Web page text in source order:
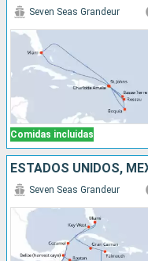
Comidas incluidas
Seven Seas Grandeur
Seven Seas Grandeur